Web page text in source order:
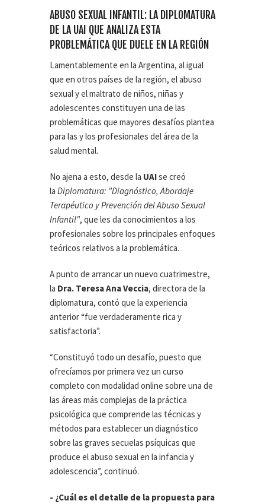
ABUSO SEXUAL INFANTIL: LA DIPLOMATURA
DE LA UAI QUE ANALIZA ESTA
PROBLEMÁTICA QUE DUELE EN LA REGIÓN
Lamentablemente en la Argentina, al igual
que en otros países de la región, el abuso
sexual y el maltrato de niños, niñas y
adolescentes constituyen una de las
problemáticas que mayores desafíos plantea
para las y los profesionales del área de la
salud mental.
No ajena a esto, desde la UAIse creó
la Diplomatura: "Diagnóstico, Abordaje
Terapéutico y Prevención del Abuso Sexual
Infantil", que les da conocimientos a los
profesionales sobre los principales enfoques
teóricos relativos a la problemática.
A punto de arrancar un nuevo cuatrimestre,
la Dra. Teresa Ana Veccia, directora de la
diplomatura, contó que la experiencia
anterior “fue verdaderamente rica y
satisfactoria”.
“Constituyó todo un desafío, puesto que
ofrecíamos por primera vez un curso
completo con modalidad online sobre una de
las áreas más complejas de la práctica
psicológica que comprende las técnicas y
métodos para establecer un diagnóstico
sobre las graves secuelas psíquicas que
produce el abuso sexual en la infancia y
adolescencia”, continuó.
- ¿Cuál es el detalle de la propuesta para